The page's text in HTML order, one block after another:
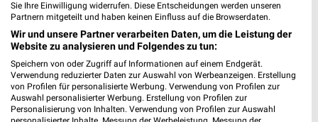
Fressnapf Angebote in Lübeck
Lübeck, Deutschland
Sie Ihre Einwilligung widerrufen. Diese Entscheidungen werden unseren
Partnern mitgeteilt und haben keinen Einfluss auf die Browserdaten.
Wir und unsere Partner verarbeiten Daten, um die Leistung der
Website zu analysieren und Folgendes zu tun:
Speichern von oder Zugriff auf Informationen auf einem Endgerät.
Verwendung reduzierter Daten zur Auswahl von Werbeanzeigen. Erstellung
von Profilen für personalisierte Werbung. Verwendung von Profilen zur
Auswahl personalisierter Werbung. Erstellung von Profilen zur
Personalisierung von Inhalten. Verwendung von Profilen zur Auswahl